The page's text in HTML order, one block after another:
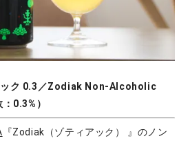
ック 0.3／Zodiak Non-Alcoholic
0.3%）
『Zodiak（ゾティアック） 』のノン